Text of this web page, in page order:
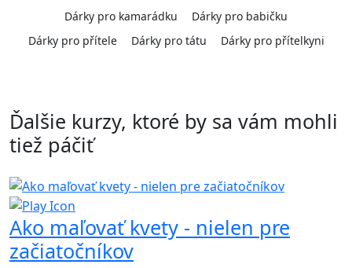
Dárky pro kamarádku
Dárky pro babičku
Dárky pro přítele
Dárky pro tátu Dárky pro přítelkyni
Ďalšie kurzy, ktoré by sa vám mohli
tiež páčiť
Ako maľovať kvety - nielen pre
začiatočníkov